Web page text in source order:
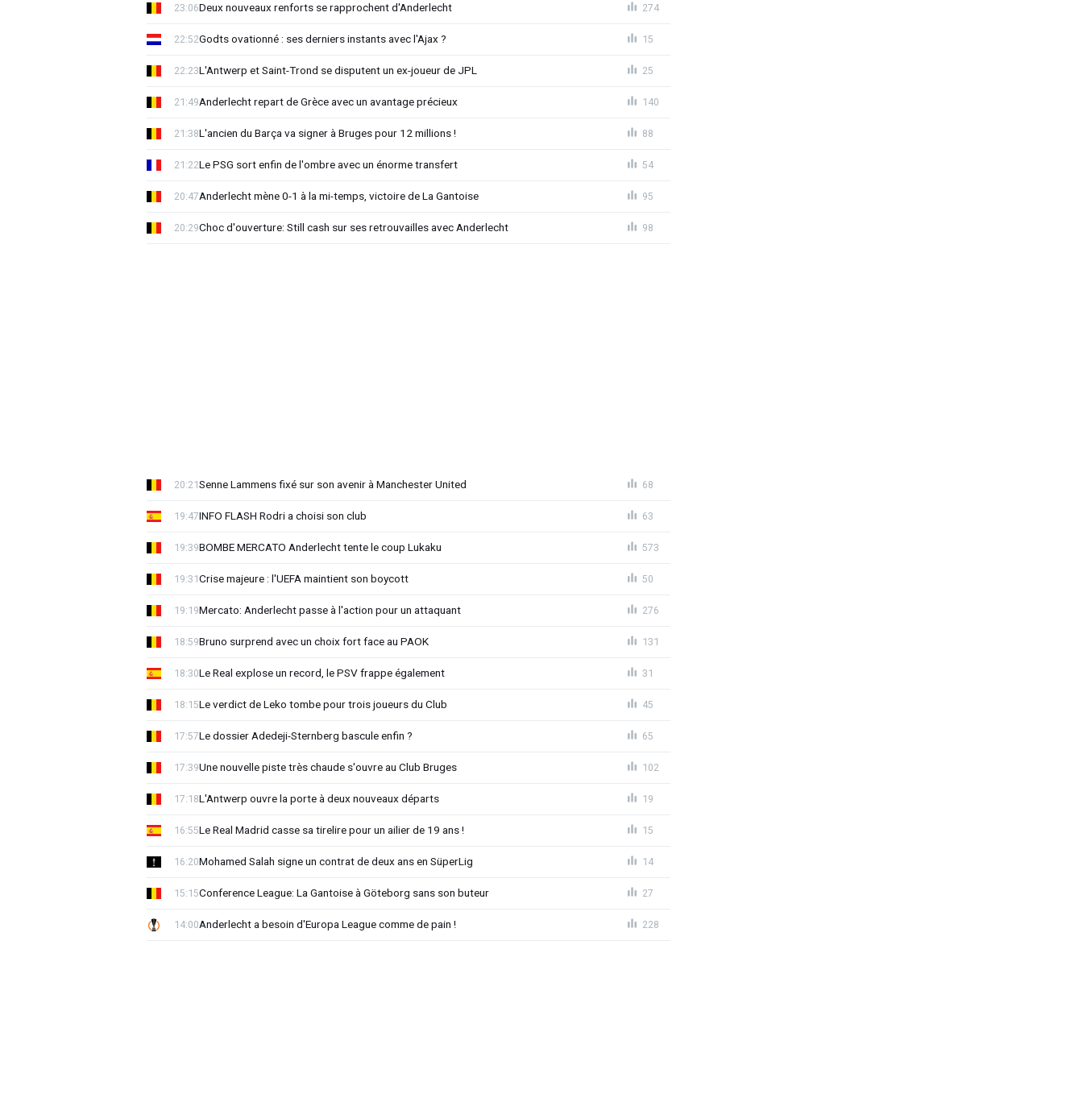
Deux nouveaux renforts se rapprochent d'Anderlecht
23:06 274
Godts ovationné : ses derniers instants avec l'Ajax ?
22:52 15
L'Antwerp et Saint-Trond se disputent un ex-joueur de JPL
22:23 25
Anderlecht repart de Grèce avec un avantage précieux
21:49 140
L'ancien du Barça va signer à Bruges pour 12 millions !
21:38 88
Le PSG sort enfin de l'ombre avec un énorme transfert
21:22 54
Anderlecht mène 0-1 à la mi-temps, victoire de La Gantoise
20:47 95
Choc d'ouverture: Still cash sur ses retrouvailles avec Anderlecht
20:29 98
Senne Lammens fixé sur son avenir à Manchester United
20:21 68
INFO FLASH Rodri a choisi son club
19:47 63
BOMBE MERCATO Anderlecht tente le coup Lukaku
19:39 573
Crise majeure : l'UEFA maintient son boycott
19:31 50
Mercato: Anderlecht passe à l'action pour un attaquant
19:19 276
Bruno surprend avec un choix fort face au PAOK
18:59 131
Le Real explose un record, le PSV frappe également
18:30 31
Le verdict de Leko tombe pour trois joueurs du Club
18:15 45
Le dossier Adedeji-Sternberg bascule enfin ?
17:57 65
Une nouvelle piste très chaude s'ouvre au Club Bruges
17:39 102
L'Antwerp ouvre la porte à deux nouveaux départs
17:18 19
Le Real Madrid casse sa tirelire pour un ailier de 19 ans !
16:55 15
Mohamed Salah signe un contrat de deux ans en SüperLig
16:20 14
Conference League: La Gantoise à Göteborg sans son buteur
15:15 27
Anderlecht a besoin d'Europa League comme de pain !
14:00 228